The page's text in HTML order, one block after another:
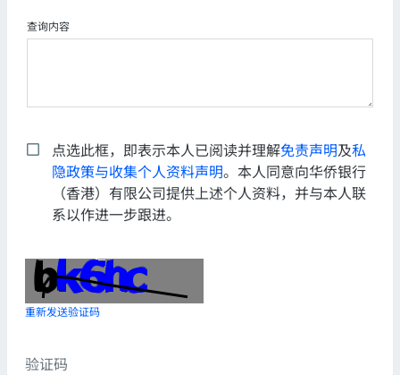
查询内容
点选此框，即表示本人已阅读并理解免责声明及私
隐政策与收集个人资料声明。本人同意向华侨银行
（香港）有限公司提供上述个人资料，并与本人联
系以作进一步跟进。
重新发送验证码